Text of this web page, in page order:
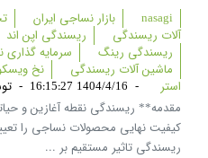
nasagi بازار نساجی ایران
آلات ریسندگی
ریسندگی اپن اند
ریسندگی رینگ
سرمایه
ماشین آلات ریسندگی
نخ
استر
-
1404/4/16 16:15:27
-
مقدمه** ریسندگی نقطه آغازین و
کیفیت نهایی محصولات نساجی را
ریسندگی تاثیر مستقیم بر ...